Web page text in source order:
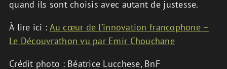
quand ils sont choisis avec autant de justesse.
À lire ici : Au cœur de l’innovation francophone –
Le Découvrathon vu par Emir Chouchane
Crédit photo : Béatrice Lucchese, BnF